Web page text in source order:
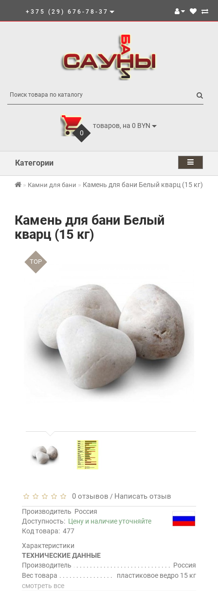
+375 (29) 676-78-37
0
товаров, на 0 BYN
Категории
Камни для бани Камень для бани Белый кварц (15 кг)
Камень для бани Белый
кварц (15 кг)
TOP
0 отзывов / Написать отзыв
Производитель Россия
Доступность: Цену и наличие уточняйте
Код товара: 477
Характеристики
ТЕХНИЧЕСКИЕ ДАННЫЕ
Производитель
Россия
Вес товара
пластиковое ведро 15 кг
смотреть все